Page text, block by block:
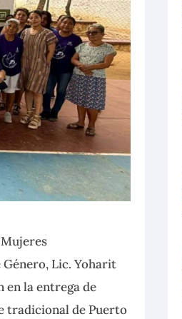
Género, Lic. Yoharit
en la entrega de
tradicional de Puerto